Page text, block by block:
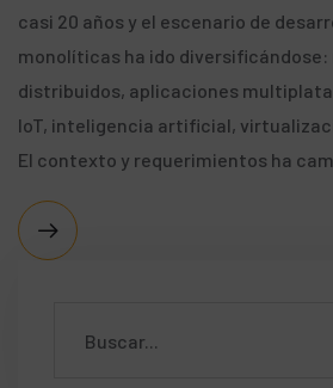
casi 20 años y el escenario de
monolíticas ha ido
distribuidos, aplicaciones
IoT, inteligencia artificial,
El contexto y requerimientos ha